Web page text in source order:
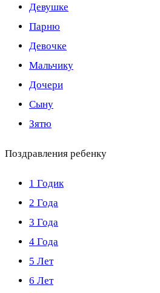
Девушке
Парню
Девочке
Мальчику
Дочери
Сыну
Зятю
Поздравления ребенку
1 Годик
2 Года
3 Года
4 Года
5 Лет
6 Лет